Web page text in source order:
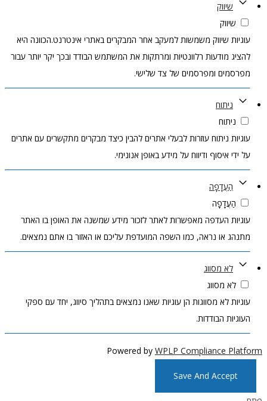
שיווק
שיווק
עוגיות שיווק משמשות למעקב אחר המבקרים באתרי אינטרנט.הכוונה היא
להציג מודעות רלוונטיות ומרתקות את המשתמש הבודד ובכך יקר יותר עבור
מפרסמים ומפרסמים של צד שלישי.
ניתוח
ניתוח
עוגיות ניתוח עוזרות לבעלי אתרים להבין כיצד מבקרים מתקשרים עם אתרים
על ידי איסוף ודיווח על מידע באופן אנונימי.
הַעֲדָפָה
הַעֲדָפָה
עוגיות העדפה מאפשרות לאתר לזכור מידע שמשנה את האופן בו האתר
מתנהג או נראה, כמו השפה המועדפת עליכם או האזור בו אתם נמצאים.
לא מסווג
לא מסווג
עוגיות לא מסווגות הן עוגיות שאנו נמצאים בתהליך סיווג, יחד עם ספקי
העוגיות הבודדות.
Powered by WPLP Compliance Platform
Save And Accept